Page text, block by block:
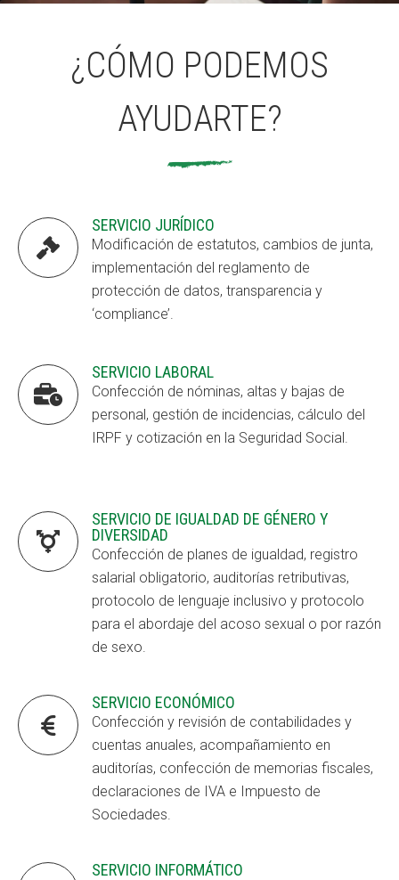
¿CÓMO PODEMOS
AYUDARTE?

SERVICIO JURÍDICO
Modificación de estatutos, cambios de junta,
implementación del reglamento de
protección de datos, transparencia y
‘compliance’.

SERVICIO LABORAL
Confección de nóminas, altas y bajas de
personal, gestión de incidencias, cálculo del
IRPF y cotización en la Seguridad Social.

SERVICIO DE IGUALDAD DE GÉNERO Y
DIVERSIDAD
Confección de planes de igualdad, registro
salarial obligatorio, auditorías retributivas,
protocolo de lenguaje inclusivo y protocolo
para el abordaje del acoso sexual o por razón
de sexo.

SERVICIO ECONÓMICO
Confección y revisión de contabilidades y
cuentas anuales, acompañamiento en
auditorías, confección de memorias fiscales,
declaraciones de IVA e Impuesto de
Sociedades.
SERVICIO INFORMÁTICO
ACCIÓ SOCIAL I JOVES
SUPORT TERCER SECTOR
CONEIX FUNDESPLAI
Missió i valors
Els comptes clars
Memòria d'activitats
Proposta educativa
Notícies
Butlletins
Diari de la Fundació
Xarxes socials
ACCIÓ SOCIAL I JOVES
SUPORT TERCER SECTOR
CONEIX FUNDESPLAI
Missió i valors
Els comptes clars
Memòria d'activitats
Proposta educativa
Notícies
Butlletins
Diari de la Fundació
Xarxes socials